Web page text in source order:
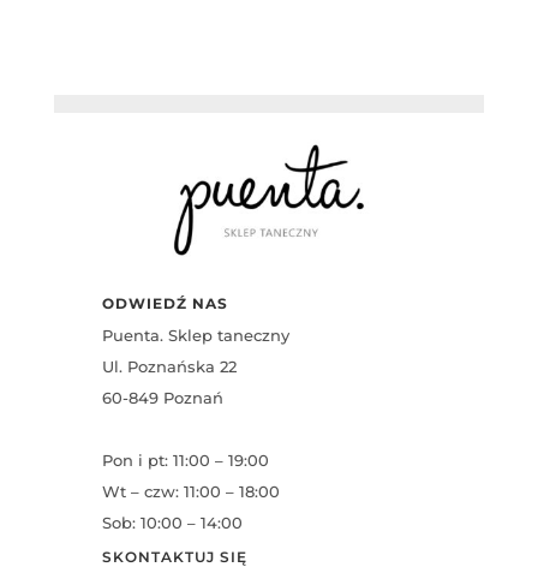
ODWIEDŹ NAS
Puenta. Sklep taneczny
Ul. Poznańska 22
60-849 Poznań
Pon i pt: 11:00 – 19:00
Wt – czw: 11:00 – 18:00
Sob: 10:00 – 14:00
SKONTAKTUJ SIĘ